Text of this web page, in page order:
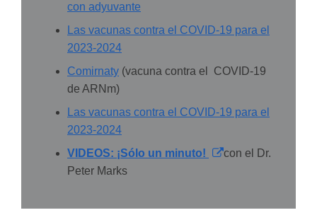
con adyuvante
Las vacunas contra el COVID-19 para el
2023-2024
Comirnaty (vacuna contra el COVID-19
de ARNm)
Las vacunas contra el COVID-19 para el
2023-2024
VIDEOS: ¡Sólo un minuto!
External
con el Dr.
Peter Marks